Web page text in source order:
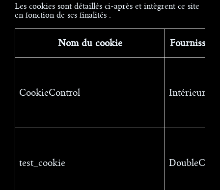
Les cookies sont détaillés ci-après et intègrent ce site
en fonction de ses finalités :
Nom du cookie Fournisseur
CookieControl Intérieur
test_cookie DoubleClick